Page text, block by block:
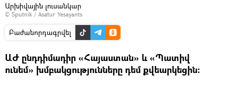
Արխիվային լուսանկար
© Sputnik / Asatur Yesayants
Բաժանորդագրվել
ԱԺ ընդդիմադիր «Հայաստան» և «Պատիվ
ունեմ» խմբակցությունները դեմ քվեարկեցին։